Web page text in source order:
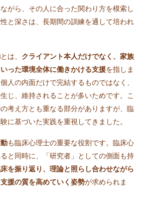
がら、その人に合った関わり方を模索し
と深さは、長期間の訓練を通して培われ
とは、 クライアント本人だけでなく、家族
った環境全体に働きかける支援を指しま
人の内面だけで完結するものではなく、
じ、維持されることが多いためです。こ
考え方とも重なる部分がありますが、臨
に基づいた実践を重視してきました。
も臨床心理士の重要な役割です。臨床心
と同時に、「研究者」としての側面も持
を振り返り、理論と照らし合わせながら
援の質を高めていく姿勢が求められま